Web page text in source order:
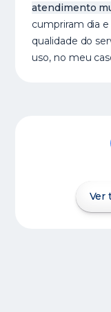
atendimento
cumpriram dia
qualidade do
uso, no meu
Ver